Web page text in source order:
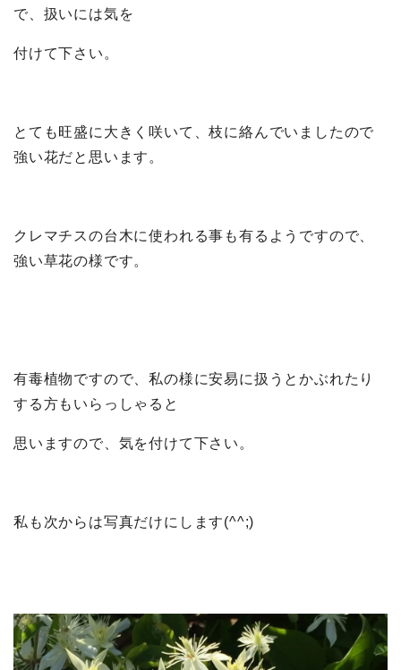
で、扱いには気を
付けて下さい。
とても旺盛に大きく咲いて、枝に絡んでいましたので
強い花だと思います。
クレマチスの台木に使われる事も有るようですので、
強い草花の様です。
有毒植物ですので、私の様に安易に扱うとかぶれたり
する方もいらっしゃると
思いますので、気を付けて下さい。
私も次からは写真だけにします(^^;)